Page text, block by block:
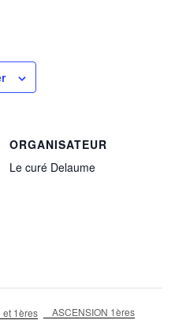
ORGANISATEUR
Le curé Delaume
et 1ères
ASCENSION 1ères